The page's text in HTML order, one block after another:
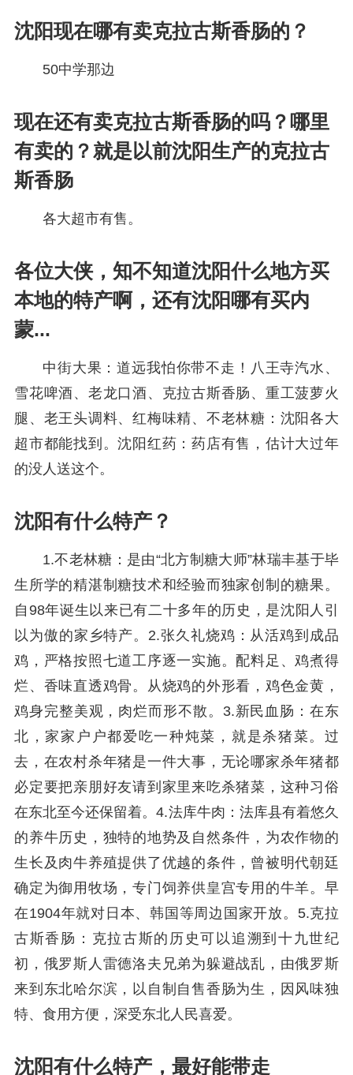
沈阳现在哪有卖克拉古斯香肠的？
50中学那边
现在还有卖克拉古斯香肠的吗？哪里
有卖的？就是以前沈阳生产的克拉古
斯香肠
各大超市有售。
各位大侠，知不知道沈阳什么地方买
本地的特产啊，还有沈阳哪有买内
蒙...
中街大果：道远我怕你带不走！八王寺汽水、
雪花啤酒、老龙口酒、克拉古斯香肠、重工菠萝火
腿、老王头调料、红梅味精、不老林糖：沈阳各大
超市都能找到。沈阳红药：药店有售，估计大过年
的没人送这个。
沈阳有什么特产？
1.不老林糖：是由“北方制糖大师”林瑞丰基于毕
生所学的精湛制糖技术和经验而独家创制的糖果。
自98年诞生以来已有二十多年的历史，是沈阳人引
以为傲的家乡特产。2.张久礼烧鸡：从活鸡到成品
鸡，严格按照七道工序逐一实施。配料足、鸡煮得
烂、香味直透鸡骨。从烧鸡的外形看，鸡色金黄，
鸡身完整美观，肉烂而形不散。3.新民血肠：在东
北，家家户户都爱吃一种炖菜，就是杀猪菜。过
去，在农村杀年猪是一件大事，无论哪家杀年猪都
必定要把亲朋好友请到家里来吃杀猪菜，这种习俗
在东北至今还保留着。4.法库牛肉：法库县有着悠久
的养牛历史，独特的地势及自然条件，为农作物的
生长及肉牛养殖提供了优越的条件，曾被明代朝廷
确定为御用牧场，专门饲养供皇宫专用的牛羊。早
在1904年就对日本、韩国等周边国家开放。5.克拉
古斯香肠：克拉古斯的历史可以追溯到十九世纪
初，俄罗斯人雷德洛夫兄弟为躲避战乱，由俄罗斯
来到东北哈尔滨，以自制自售香肠为生，因风味独
特、食用方便，深受东北人民喜爱。
沈阳有什么特产，最好能带走